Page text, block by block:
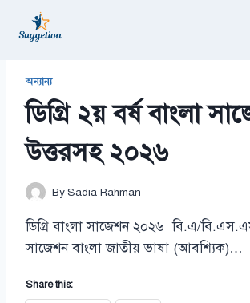
অন্যান্য
ডিগ্রি ২য় বর্ষ বাংলা
উত্তরসহ ২০২৬
BySadia Rahman
ডিগ্রি বাংলা সাজেশন ২০২৬ বি.এ/
সাজেশন বাংলা জাতীয় ভাষা (আবশ্যিক)…
Share this: